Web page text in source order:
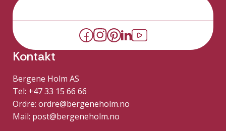
Kontakt
Bergene Holm AS
Tel: +47 33 15 66 66
Ordre: ordre@bergeneholm.no
Mail: post@bergeneholm.no